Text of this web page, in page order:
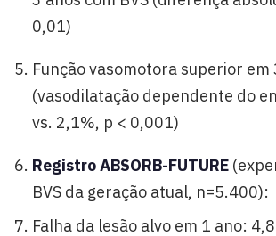
0,01)
Função vasomotora superior em
(vasodilatação dependente do
vs. 2,1%, p < 0,001)
Registro ABSORB-FUTURE
BVS da geração atual, n=5.400):
Falha da lesão alvo em 1 ano: